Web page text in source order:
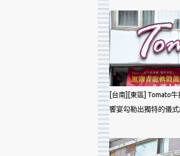
[台南][東區] Tomato
饗宴勾勒出獨特的儀